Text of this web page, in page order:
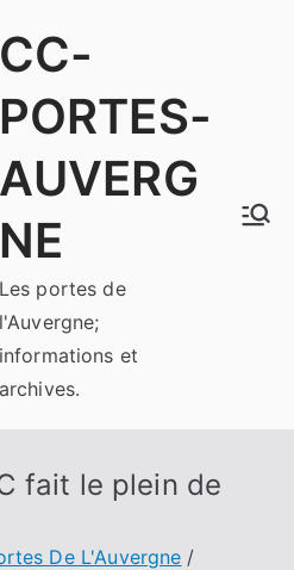
CC-
PORTES-
AUVERG
Les portes de
l'Auvergne;
informations et
archives.
fait le plein de
De L'Auvergne